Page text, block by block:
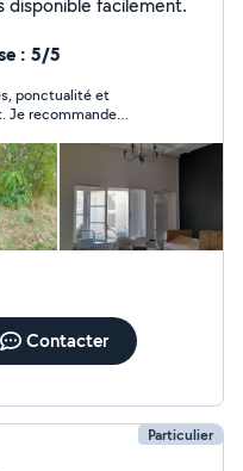
disponible facilement.
: 5/5
ponctualité et
Je recommande
Contacter
Particulier